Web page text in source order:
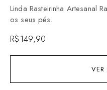
VER
Linda Rasteirinha Artesanal
os seus pés.
R$149,90